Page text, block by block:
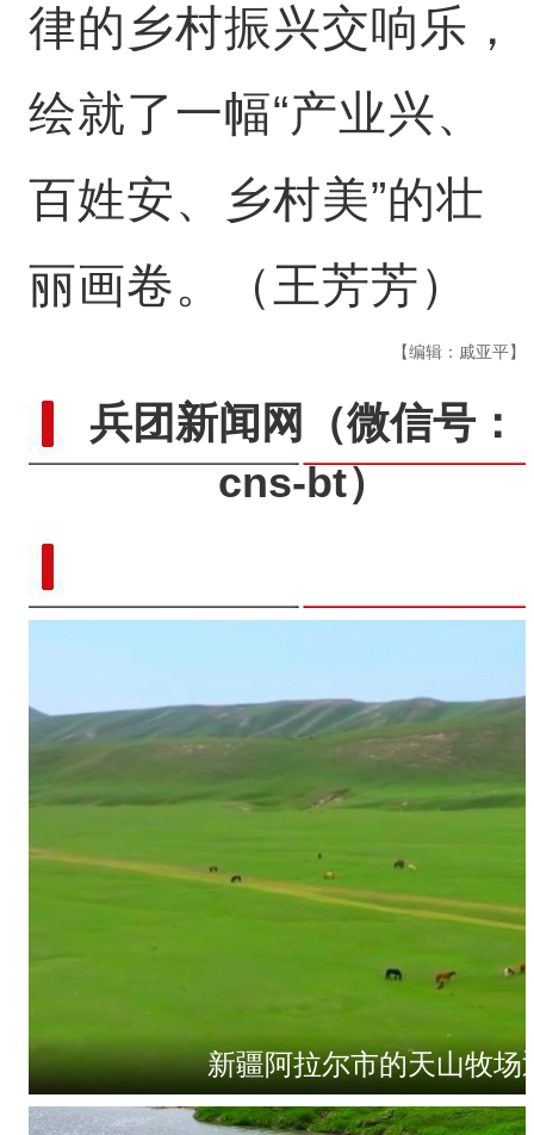
律的乡村振兴交响乐，
绘就了一幅“产业兴、
百姓安、乡村美”的壮
丽画卷。（王芳芳）
【编辑：戚亚平】
兵团新闻网
（微信号：
cns-bt）
新疆阿拉尔市的天山牧场